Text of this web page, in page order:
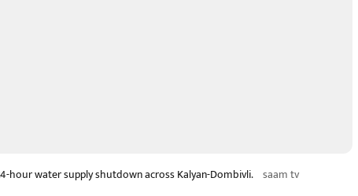
hour water supply shutdown across Kalyan-Dombivli. saam tv